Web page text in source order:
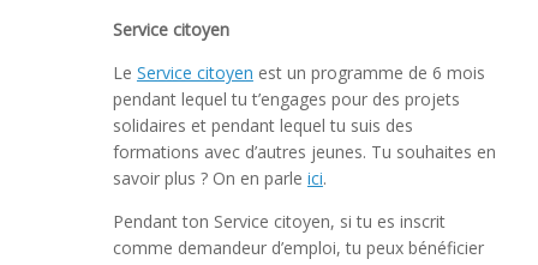
Service citoyen
Le Service citoyen est un programme de 6 mois
pendant lequel tu t’engages pour des projets
solidaires et pendant lequel tu suis des
formations avec d’autres jeunes. Tu souhaites en
savoir plus ? On en parle ici.
Pendant ton Service citoyen, si tu es inscrit
comme demandeur d’emploi, tu peux bénéficier